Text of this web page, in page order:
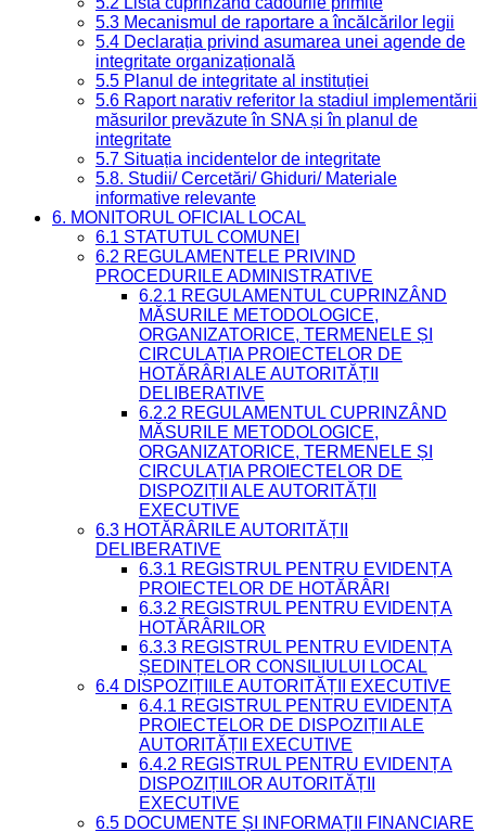
5.3 Mecanismul de raportare a încălcărilor legii
5.4 Declarația privind asumarea unei agende de
integritate organizațională
5.5 Planul de integritate al instituției
5.6 Raport narativ referitor la stadiul implementării
măsurilor prevăzute în SNA și în planul de
integritate
5.7 Situația incidentelor de integritate
5.8. Studii/ Cercetări/ Ghiduri/ Materiale
informative relevante
6. MONITORUL OFICIAL LOCAL
6.1 STATUTUL COMUNEI
6.2 REGULAMENTELE PRIVIND
PROCEDURILE ADMINISTRATIVE
6.2.1 REGULAMENTUL CUPRINZÂND
MĂSURILE METODOLOGICE,
ORGANIZATORICE, TERMENELE ȘI
CIRCULAȚIA PROIECTELOR DE
HOTĂRÂRI ALE AUTORITĂȚII
DELIBERATIVE
6.2.2 REGULAMENTUL CUPRINZÂND
MĂSURILE METODOLOGICE,
ORGANIZATORICE, TERMENELE ȘI
CIRCULAȚIA PROIECTELOR DE
DISPOZIȚII ALE AUTORITĂȚII
EXECUTIVE
6.3 HOTĂRÂRILE AUTORITĂȚII
DELIBERATIVE
6.3.1 REGISTRUL PENTRU EVIDENȚA
PROIECTELOR DE HOTĂRÂRI
6.3.2 REGISTRUL PENTRU EVIDENȚA
HOTĂRÂRILOR
6.3.3 REGISTRUL PENTRU EVIDENȚA
ȘEDINȚELOR CONSILIULUI LOCAL
6.4 DISPOZIȚIILE AUTORITĂȚII EXECUTIVE
6.4.1 REGISTRUL PENTRU EVIDENȚA
PROIECTELOR DE DISPOZIȚII ALE
AUTORITĂȚII EXECUTIVE
6.4.2 REGISTRUL PENTRU EVIDENȚA
DISPOZIȚIILOR AUTORITĂȚII
EXECUTIVE
6.5 DOCUMENTE ȘI INFORMAȚII FINANCIARE